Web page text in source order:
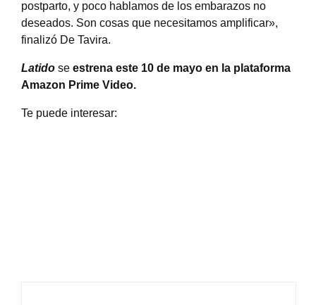
postparto, y poco hablamos de los embarazos no
deseados. Son cosas que necesitamos amplificar»,
finalizó De Tavira.
Latido se estrena este 10 de mayo en la plataforma
Amazon Prime Video.
Te puede interesar: